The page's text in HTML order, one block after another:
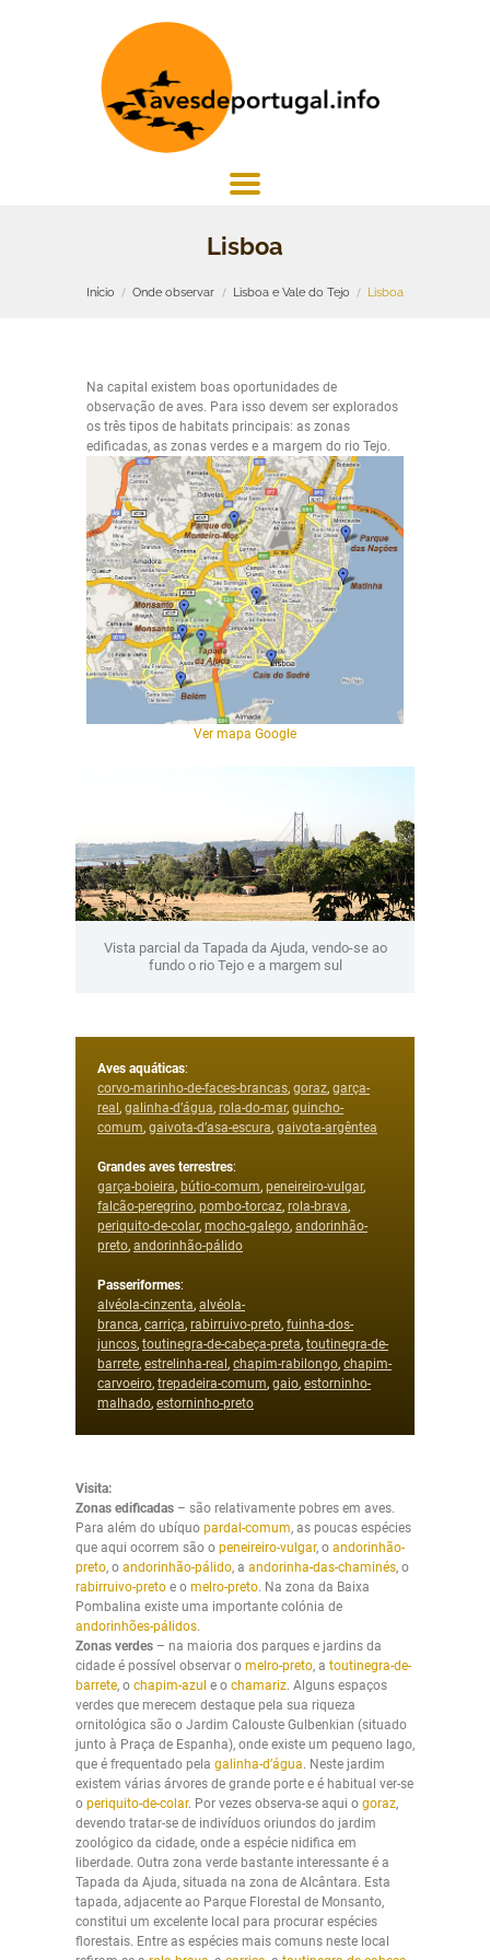
Lisboa
Início Onde observar Lisboa e Vale do Tejo Lisboa
Na capital existem boas oportunidades de
observação de aves. Para isso devem ser explorados
os três tipos de habitats principais: as zonas
edificadas, as zonas verdes e a margem do rio Tejo.
Ver mapa Google
Vista parcial da Tapada da Ajuda, vendo-se ao
fundo o rio Tejo e a margem sul
Aves aquáticas:
corvo-marinho-de-faces-brancas, goraz, garça-
real, galinha-d’água, rola-do-mar, guincho-
comum, gaivota-d’asa-escura, gaivota-argêntea
Grandes aves terrestres:
garça-boieira, bútio-comum, peneireiro-vulgar,
falcão-peregrino, pombo-torcaz, rola-brava,
periquito-de-colar, mocho-galego, andorinhão-
preto, andorinhão-pálido
Passeriformes:
alvéola-cinzenta, alvéola-
branca, carriça, rabirruivo-preto, fuinha-dos-
juncos, toutinegra-de-cabeça-preta, toutinegra-de-
barrete, estrelinha-real, chapim-rabilongo, chapim-
carvoeiro, trepadeira-comum, gaio, estorninho-
malhado, estorninho-preto
Visita:
Zonas edificadas – são relativamente pobres em aves.
Para além do ubíquo pardal-comum, as poucas espécies
que aqui ocorrem são o peneireiro-vulgar, o andorinhão-
preto, o andorinhão-pálido, a andorinha-das-chaminés, o
rabirruivo-preto e o melro-preto. Na zona da Baixa
Pombalina existe uma importante colónia de
andorinhões-pálidos.
Zonas verdes – na maioria dos parques e jardins da
cidade é possível observar o melro-preto, a toutinegra-de-
barrete, o chapim-azul e o chamariz. Alguns espaços
verdes que merecem destaque pela sua riqueza
ornitológica são o Jardim Calouste Gulbenkian (situado
junto à Praça de Espanha), onde existe um pequeno lago,
que é frequentado pela galinha-d’água. Neste jardim
existem várias árvores de grande porte e é habitual ver-se
o periquito-de-colar. Por vezes observa-se aqui o goraz,
devendo tratar-se de indivíduos oriundos do jardim
zoológico da cidade, onde a espécie nidifica em
liberdade. Outra zona verde bastante interessante é a
Tapada da Ajuda, situada na zona de Alcântara. Esta
tapada, adjacente ao Parque Florestal de Monsanto,
constitui um excelente local para procurar espécies
florestais. Entre as espécies mais comuns neste local